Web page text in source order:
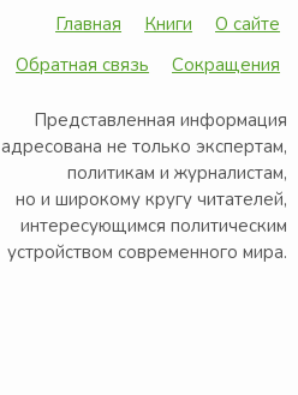
Главная Книги
О сайте
Обратная связь
Сокращения
Представленная информация
адресована не только экспертам,
политикам и журналистам,
но и широкому кругу читателей,
интересующимся политическим
устройством современного мира.